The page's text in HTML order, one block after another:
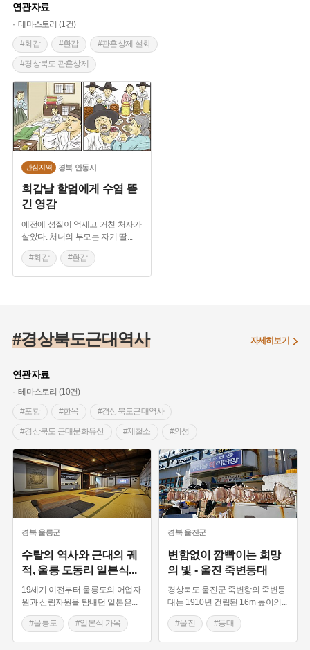
연관자료
테마스토리 (1건)
#회갑
#환갑 #관혼상제 설화
#경상북도 관혼상제
관심지역 경북 안동시
회갑날 할멈에게 수염 뜯
긴 영감
예전에 성질이 억세고 거친 처자가
살았다. 처녀의 부모는 자기 딸...
#회갑 #환갑
#관혼상제 설화
#경상북도근대역사
연관자료
테마스토리 (10건)
#포항
#한옥 #경상북도근대역사
#경상북도 근대문화유산 #제철소 #의성
#울릉도 #일본식 가옥 #울진 #교회
#근대종교시설 #청도 #근현대인물공간
#안동 #영주 #근대유산거리
#영주 가볼만한곳 #독립운동 #예천
#예천 가볼만한곳
자세히보기
경북 울릉군
수탈의 역사와 근대의 궤
적, 울릉 도동리 일본식...
19세기 이전부터 울릉도의 어업자
원과 산림자원을 탐내던 일본은...
#울릉도 #일본식 가옥
#경상북도근대역사
경북 울진군
변함없이 깜빡이는 희망
의 빛 - 울진 죽변등대
경상북도 울진군 죽변항의 죽변등
대는 1910년 건립된 16m 높이의 ...
#울진 #등대
#경상북도근대역사